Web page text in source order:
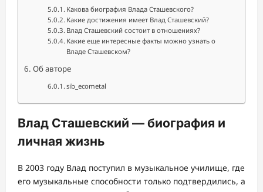
Какова биография Влада Сташевского?
Какие достижения имеет Влад Сташевский?
Влад Сташевский состоит в отношениях?
Какие еще интересные факты можно узнать о
Владе Сташевском?
Об авторе
sib_ecometal
Влад Сташевский — биография и
личная жизнь
В 2003 году Влад поступил в музыкальное училище, где
его музыкальные способности только подтвердились, а